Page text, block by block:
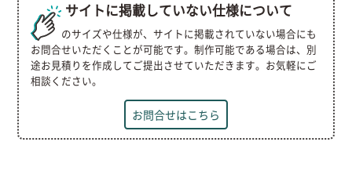
サイトに掲載していない仕様について
ご希望のサイズや仕様が、サイトに掲載されていない場合にも
お問合せいただくことが可能です。制作可能である場合は、別
途お見積りを作成してご提出させていただきます。お気軽にご
相談ください。
お問合せはこちら